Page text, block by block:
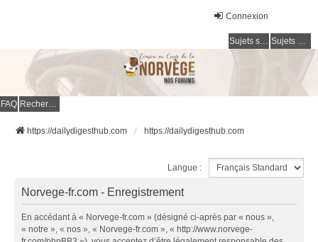
Connexion
Sujets sans réponse Sujets actifs
FAQ Rechercher
https://dailydigesthub.com https://dailydigesthub.com
Langue :
Norvege-fr.com - Enregistrement
En accédant à « Norvege-fr.com » (désigné ci-après par « nous »,
« notre », « nos », « Norvege-fr.com », « http://www.norvege-